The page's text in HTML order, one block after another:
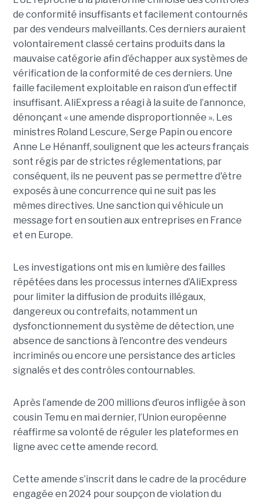
de conformité insuffisants et facilement contournés
par des vendeurs malveillants. Ces derniers auraient
volontairement classé certains produits dans la
mauvaise catégorie afin d’échapper aux systèmes de
vérification de la conformité de ces derniers. Une
faille facilement exploitable en raison d’un effectif
insuffisant. AliExpress a réagi à la suite de l’annonce,
dénonçant « une amende disproportionnée ». Les
ministres Roland Lescure, Serge Papin ou encore
Anne Le Hénanff, soulignent que les acteurs français
sont régis par de strictes réglementations, par
conséquent, ils ne peuvent pas se permettre d'être
exposés à une concurrence qui ne suit pas les
mêmes directives. Une sanction qui véhicule un
message fort en soutien aux entreprises en France
et en Europe.
Les investigations ont mis en lumière des failles
répétées dans les processus internes d’AliExpress
pour limiter la diffusion de produits illégaux,
dangereux ou contrefaits, notamment un
dysfonctionnement du système de détection, une
absence de sanctions à l’encontre des vendeurs
incriminés ou encore une persistance des articles
signalés et des contrôles contournables.
Après l’amende de 200 millions d’euros infligée à son
cousin Temu en mai dernier, l’Union européenne
réaffirme sa volonté de réguler les plateformes en
ligne avec cette amende record.
Cette amende s’inscrit dans le cadre de la procédure
engagée en 2024 pour soupçon de violation du